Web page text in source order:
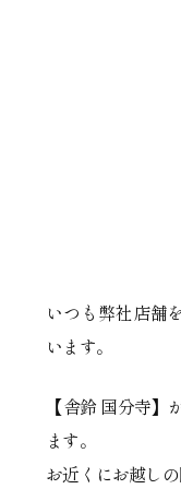
いつも弊社店舗
います。
【舎鈴 国分寺】
ます。
お近くにお越し